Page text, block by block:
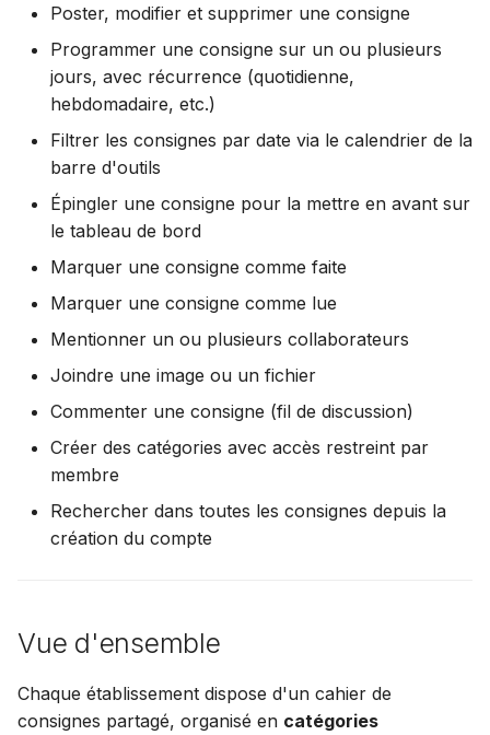
Poster, modifier et supprimer une consigne
Programmer une consigne sur un ou plusieurs
jours, avec récurrence (quotidienne,
hebdomadaire, etc.)
Filtrer les consignes par date via le calendrier de la
barre d'outils
Épingler une consigne pour la mettre en avant sur
le tableau de bord
Marquer une consigne comme faite
Marquer une consigne comme lue
Mentionner un ou plusieurs collaborateurs
Joindre une image ou un fichier
Commenter une consigne (fil de discussion)
Créer des catégories avec accès restreint par
membre
Rechercher dans toutes les consignes depuis la
création du compte
Vue d'ensemble
Chaque établissement dispose d'un cahier de
consignes partagé, organisé en catégories